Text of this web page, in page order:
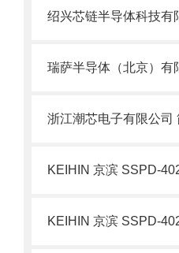
绍兴芯链半导体科技有
瑞萨半导体（北京）有
浙江潮芯电子有限公司